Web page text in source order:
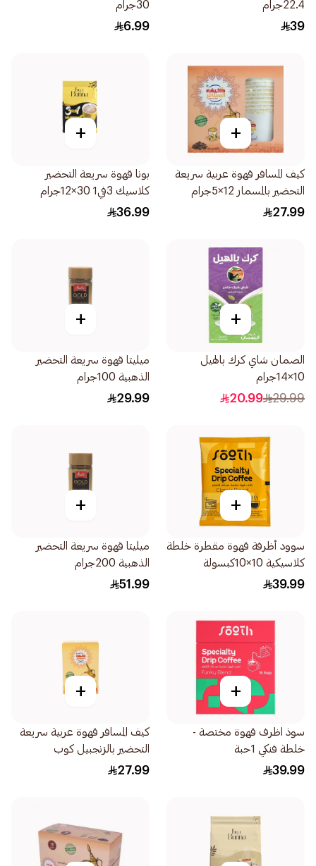
22.4جرام
39
30جرام
6.99
+
كيف المسافر قهوة عربية سريعة
التحضير بالمسمار 12×5جرام
27.99
+
بونا قهوة سريعة التحضير
كلاسيك 3في1 30×12جرام
36.99
+
الصمان شاي كرك بالهيل
10×14جرام
29.99
20.99
+
ميليتا قهوة سريعة التحضير
الذهبية 100جرام
29.99
+
سوود أظرفة قهوة مقطرة خلطة
كلاسيكية 10×10كبسولة
39.99
+
ميليتا قهوة سريعة التحضير
الذهبية 200جرام
51.99
+
سوذ اظرف قهوة مختصة -
خلطة فنكي 1حبة
39.99
+
كيف المسافر قهوة عربية سريعة
التحضير بالزنجبيل كوب
12×5جرام
27.99